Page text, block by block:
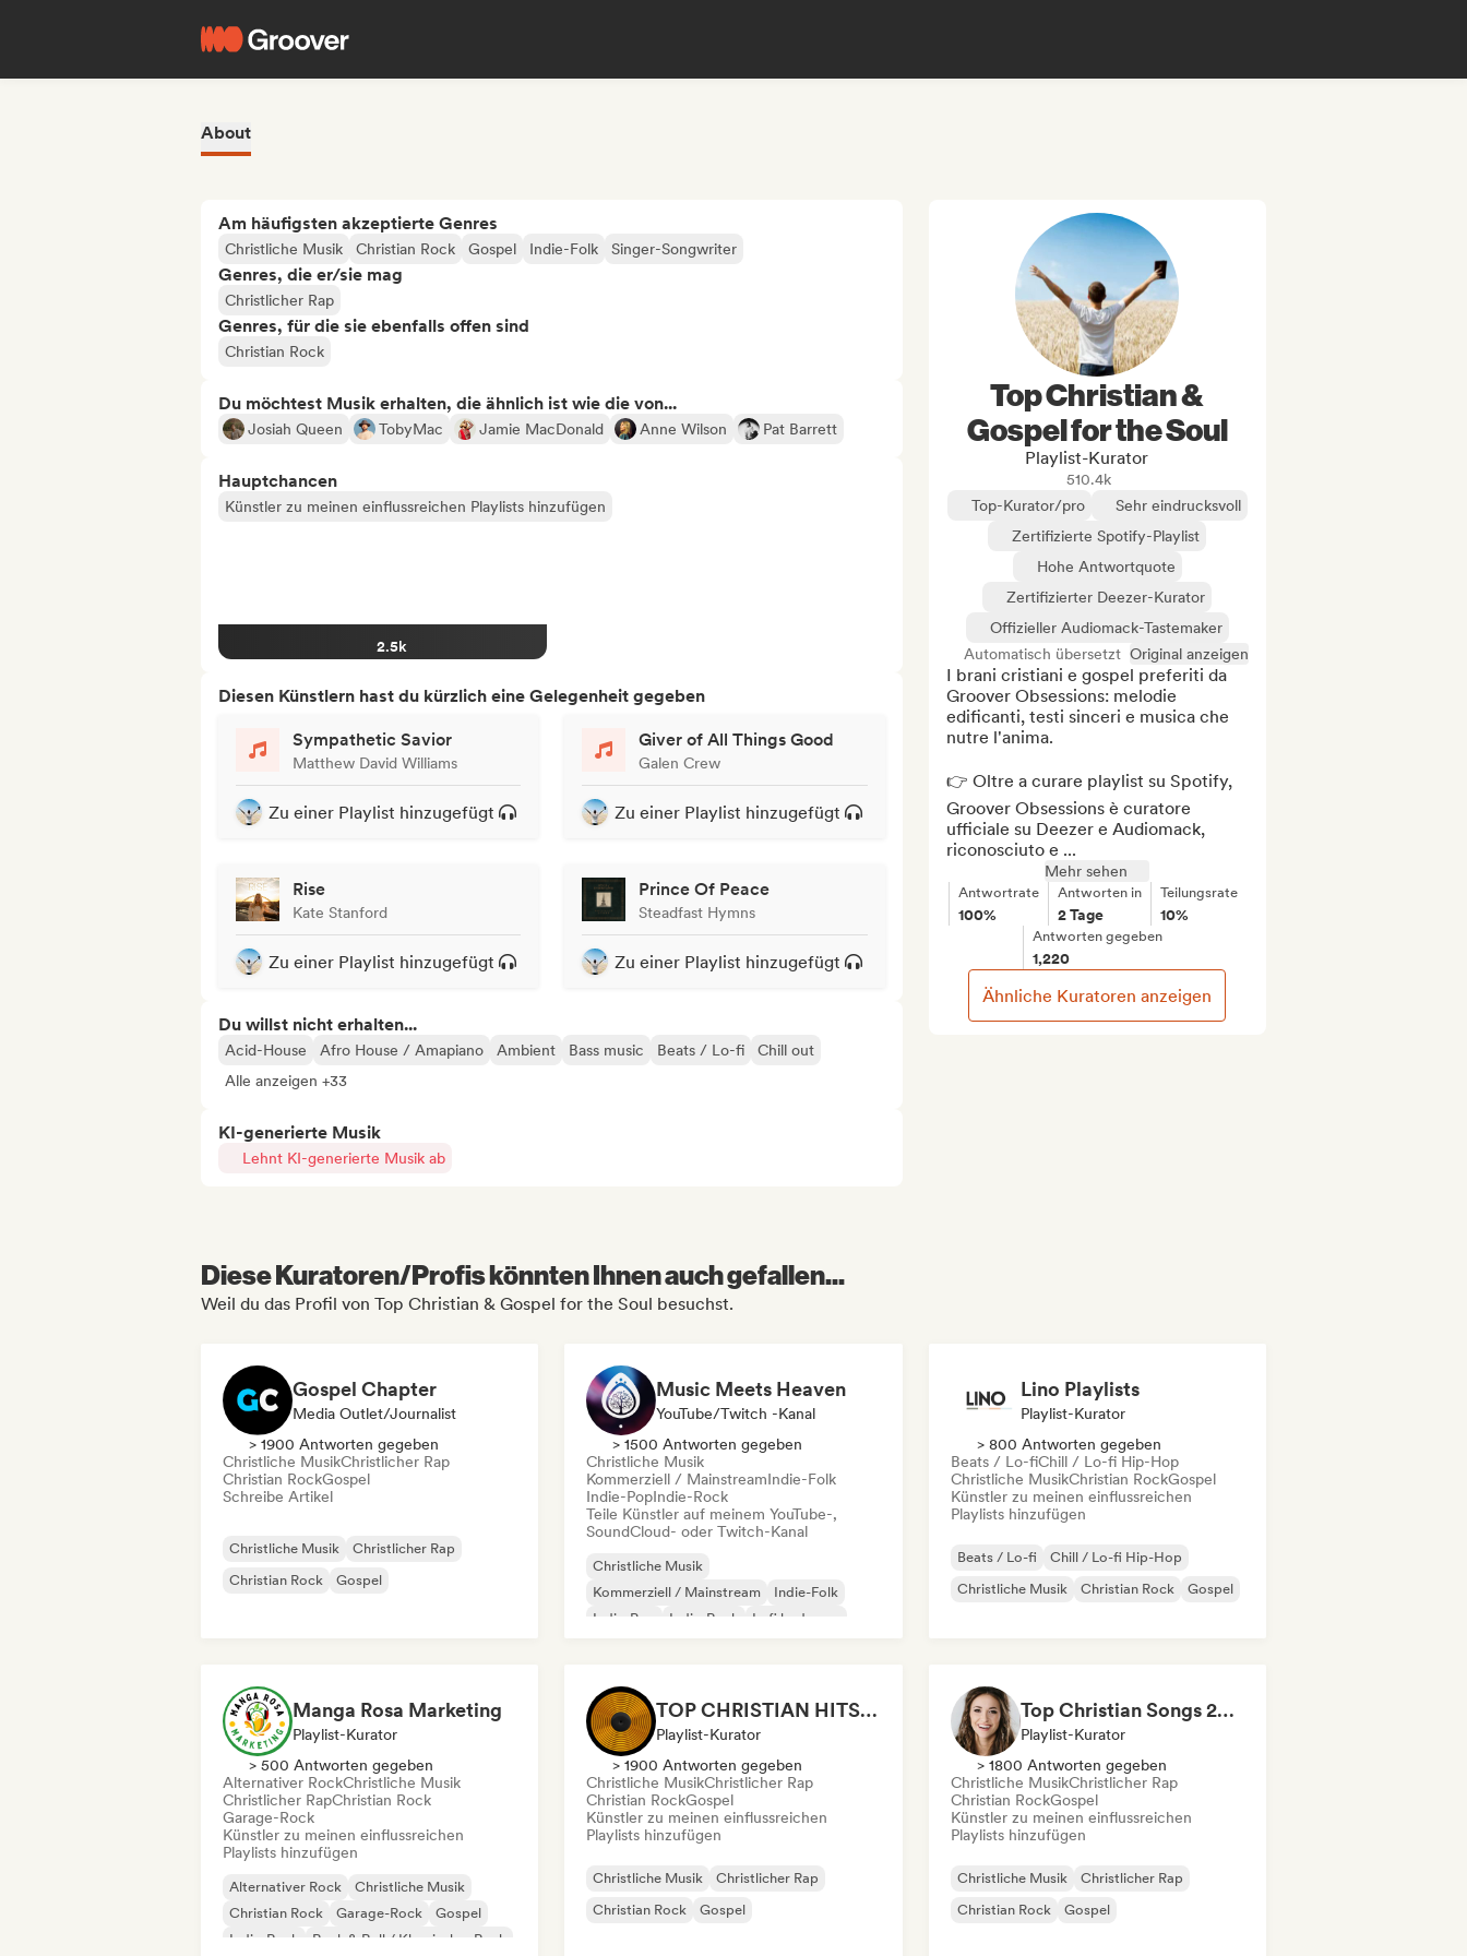
About
Am häufigsten akzeptierte Genres
Christliche Musik Christian Rock Gospel Indie-Folk Singer-Songwriter
Genres, die er/sie mag
Christlicher Rap
Genres, für die sie ebenfalls offen sind
Christian Rock
Du möchtest Musik erhalten, die ähnlich ist wie die von...
Josiah Queen TobyMac Jamie MacDonald Anne Wilson Pat Barrett
Hauptchancen
Künstler zu meinen einflussreichen Playlists hinzufügen
2.5k
Diesen Künstlern hast du kürzlich eine Gelegenheit gegeben
Sympathetic Savior
Matthew David Williams
Zu einer Playlist hinzugefügt
Giver of All Things Good
Galen Crew
Zu einer Playlist hinzugefügt
Rise
Kate Stanford
Zu einer Playlist hinzugefügt
Prince Of Peace
Steadfast Hymns
Zu einer Playlist hinzugefügt
Du willst nicht erhalten...
Acid-House Afro House / Amapiano Ambient Bass music Beats / Lo-fi
Chill out
Alle anzeigen +33
KI-generierte Musik
Lehnt KI-generierte Musik ab
Top Christian &
Gospel for the Soul
Playlist-Kurator
510.4k
Top-Kurator/pro
Sehr eindrucksvoll
Zertifizierte Spotify-Playlist
Hohe Antwortquote
Zertifizierter Deezer-Kurator
Offizieller Audiomack-Tastemaker
Automatisch übersetzt Original anzeigen
I brani cristiani e gospel preferiti da
Groover Obsessions: melodie
edificanti, testi sinceri e musica che
nutre l'anima.
👉 Oltre a curare playlist su Spotify,
Groover Obsessions è curatore
ufficiale su Deezer e Audiomack,
riconosciuto e ...
Mehr sehen
Antwortrate
100%
Antworten in
2 Tage
Teilungsrate
10%
Antworten gegeben
1,220
Ähnliche Kuratoren anzeigen
Diese Kuratoren/Profis könnten Ihnen auch gefallen...
Weil du das Profil von Top Christian & Gospel for the Soul besuchst.
Gospel Chapter
Media Outlet/Journalist
> 1900 Antworten gegeben
Christliche MusikChristlicher Rap
Christian RockGospel
Schreibe Artikel
Christliche Musik
Christlicher Rap
Christian Rock
Gospel
Music Meets Heaven
YouTube/Twitch -Kanal
> 1500 Antworten gegeben
Christliche Musik
Kommerziell / MainstreamIndie-Folk
Indie-PopIndie-Rock
Teile Künstler auf meinem YouTube-,
SoundCloud- oder Twitch-Kanal
Christliche Musik
Kommerziell / Mainstream
Indie-Folk
Indie-Pop
Indie-Rock
Lofi bedroom
Lino Playlists
Playlist-Kurator
> 800 Antworten gegeben
Beats / Lo-fiChill / Lo-fi Hip-Hop
Christliche MusikChristian RockGospel
Künstler zu meinen einflussreichen
Playlists hinzufügen
Beats / Lo-fi
Chill / Lo-fi Hip-Hop
Christliche Musik
Christian Rock Gospel
Manga Rosa Marketing
Playlist-Kurator
> 500 Antworten gegeben
Alternativer RockChristliche Musik
Christlicher RapChristian Rock
Garage-Rock
Künstler zu meinen einflussreichen
Playlists hinzufügen
Alternativer Rock
Christliche Musik
Christian Rock
Garage-Rock
Gospel
Indie-Rock
Rock & Roll / Klassischer Rock
TOP CHRISTIAN HITS 2026 by Universal Hits
Playlist-Kurator
> 1900 Antworten gegeben
Christliche MusikChristlicher Rap
Christian RockGospel
Künstler zu meinen einflussreichen
Playlists hinzufügen
Christliche Musik
Christlicher Rap
Christian Rock
Gospel
Top Christian Songs 2026
Playlist-Kurator
> 1800 Antworten gegeben
Christliche MusikChristlicher Rap
Christian RockGospel
Künstler zu meinen einflussreichen
Playlists hinzufügen
Christliche Musik
Christlicher Rap
Christian Rock
Gospel